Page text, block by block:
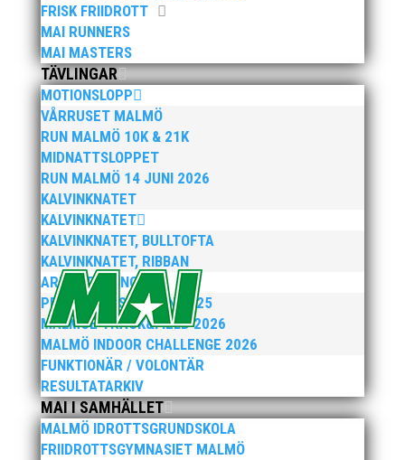
FRISK FRIIDROTT
MAI RUNNERS
MAI MASTERS
TÄVLINGAR
MOTIONSLOPP
VÅRRUSET MALMÖ
RUN MALMÖ 10K & 21K
MIDNATTSLOPPET
RUN MALMÖ 14 JUNI 2026
KALVINKNATET
KALVINKNATET
KALVINKNATET, BULLTOFTA
KALVINKNATET, RIBBAN
ARENATÄVLINGAR
PEPPARKAKSSPELEN 2025
MALMOE TRACK&FIELD 2026
MALMÖ INDOOR CHALLENGE 2026
FUNKTIONÄR / VOLONTÄR
RESULTATARKIV
MAI I SAMHÄLLET
MALMÖ IDROTTSGRUNDSKOLA
FRIIDROTTSGYMNASIET MALMÖ
Webbplatsen är producerad och drivs
HEM
FRIIDROTT +